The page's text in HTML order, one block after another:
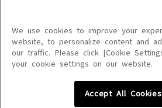
このサイトに掲載されている一切の文章・画像・写
を問わず、著作権法の定める範囲を超えて無断で複
を禁じます。
楽曲及びコンテンツは、機種によりご利用いただけ
楽曲及びコンテンツの配信日、配信内容が変更になる
We use cookies to improve your
website, to personalize content and
our traffic. Please click [Cookie
your cookie settings on our website.
Accept All Cookies